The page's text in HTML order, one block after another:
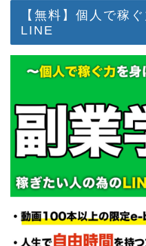
【無料】個人で稼
LINE